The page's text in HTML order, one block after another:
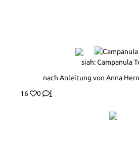
siah: Campanula
nach Anleitung von Anna
16
0